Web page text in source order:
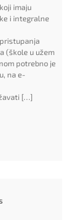
imaju
i integralne
(škole u užem
potrebno je
na e-
[…]